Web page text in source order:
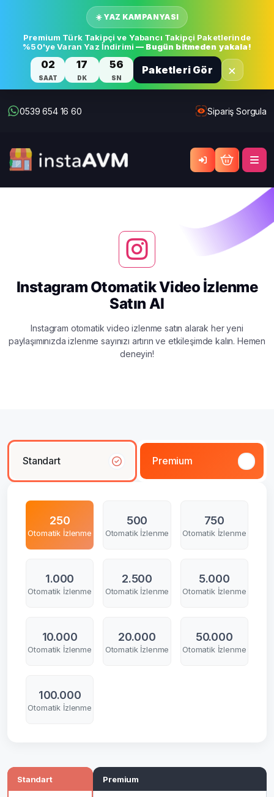
☀️ YAZ KAMPANYASI
Premium Türk Takipçi ve Yabancı Takipçi Paketlerinde
%50'ye Varan Yaz İndirimi — Bugün bitmeden yakala!
02
SAAT
17
DK
56
SN
Paketleri Gör ×
0539 654 16 60 Sipariş Sorgula
Instagram Otomatik Video İzlenme
Satın Al
Instagram otomatik video izlenme satın alarak her yeni
paylaşımınızda izlenme sayınızı artırın ve etkileşimde kalın. Hemen
deneyin!
Standart Premium
250
Otomatik İzlenme
500
Otomatik İzlenme
750
Otomatik İzlenme
1.000
Otomatik İzlenme
2.500
Otomatik İzlenme
5.000
Otomatik İzlenme
10.000
Otomatik İzlenme
20.000
Otomatik İzlenme
50.000
Otomatik İzlenme
100.000
Otomatik İzlenme
Standart Premium